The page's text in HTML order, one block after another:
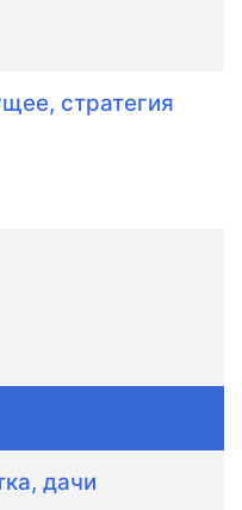
стратегия
дачи